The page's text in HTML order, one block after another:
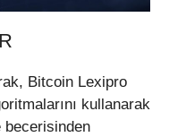
Bitcoin Lexipro
kullanarak
becerisinden